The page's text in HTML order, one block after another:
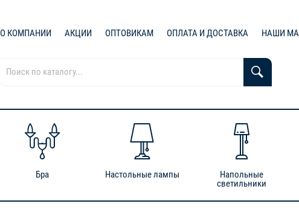
О КОМПАНИИ АКЦИИ ОПТОВИКАМ ОПЛАТА И ДОСТАВКА НАШИ
Бра Настольные лампы
Напольные
светильники